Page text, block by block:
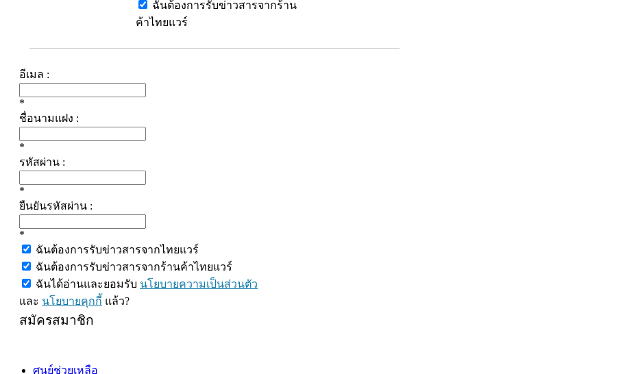
ฉันต้องการรับข่าวสารจากร้าน
ค้าไทยแวร์
อีเมล :
*
ชื่อนามแฝง :
*
รหัสผ่าน :
*
ยืนยันรหัสผ่าน :
*
ฉันต้องการรับข่าวสารจากไทยแวร์
ฉันต้องการรับข่าวสารจากร้านค้าไทยแวร์
ฉันได้อ่านและยอมรับ นโยบายความเป็นส่วนตัว
และ นโยบายคุกกี้ แล้ว?
สมัครสมาชิก
ศูนย์ช่วยเหลือ